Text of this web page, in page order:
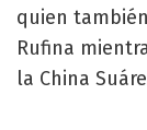
quien
Rufina
la China